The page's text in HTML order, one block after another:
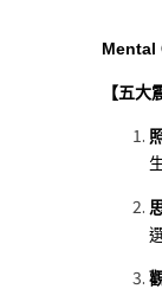
Mental
【五大